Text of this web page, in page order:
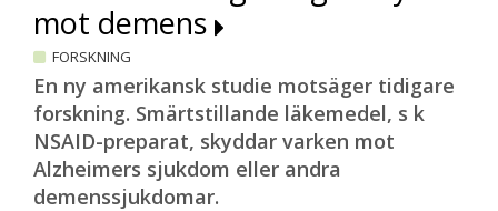
mot demens
FORSKNING
En ny amerikansk studie motsäger tidigare
forskning. Smärtstillande läkemedel, s k
NSAID-preparat, skyddar varken mot
Alzheimers sjukdom eller andra
demenssjukdomar.